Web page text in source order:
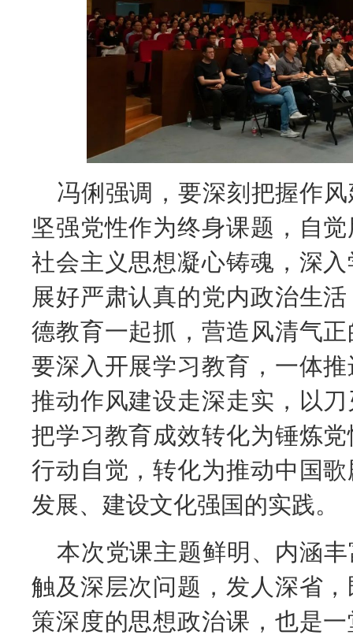
冯俐强调，要深刻把握作
坚强党性作为终身课题，自
社会主义思想凝心铸魂，深
展好严肃认真的党内政治生
德教育一起抓，营造风清气
要深入开展学习教育，一体
推动作风建设走深走实，以
把学习教育成效转化为锤炼
行动自觉，转化为推动中国
发展、建设文化强国的实践。
本次党课主题鲜明、内涵
触及深层次问题，发人深省
策深度的思想政治课，也是